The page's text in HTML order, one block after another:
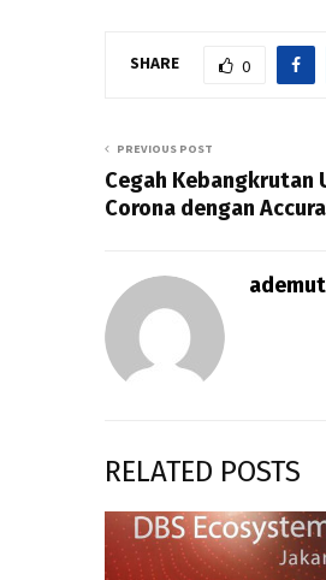
SHARE 0
PREVIOUS POST
Cegah Kebangkrutan
Corona dengan
RELATED POSTS